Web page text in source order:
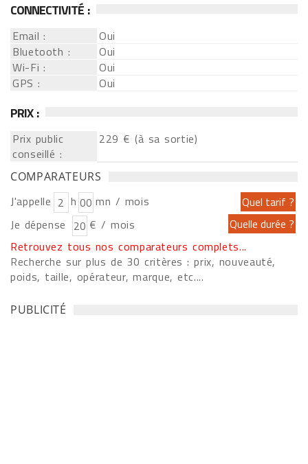
CONNECTIVITÉ :
Email :
Oui
Bluetooth :
Oui
Wi-Fi :
Oui
GPS :
Oui
PRIX :
Prix public
conseillé :
229 € (à sa sortie)
COMPARATEURS
J'appelle h
mn / mois
Je dépense
€ / mois
Retrouvez tous nos comparateurs complets...
Recherche sur plus de 30 critères : prix, nouveauté,
poids, taille, opérateur, marque, etc....
PUBLICITÉ